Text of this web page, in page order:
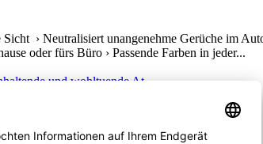
› Neutralisiert unangenehme Gerüche im
oder fürs Büro › Passende Farben in jeder...